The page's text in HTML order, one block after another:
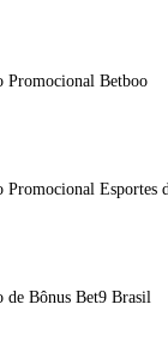
Promocional Betboo
Promocional Esportes
de Bônus Bet9 Brasil